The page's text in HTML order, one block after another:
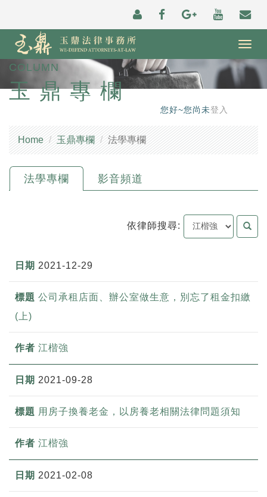
COLUMN
玉鼎專欄
您好~您尚未登入
Home 玉鼎專欄 法學專欄
法學專欄 影音頻道
依律師搜尋:
2021-12-29
公司承租店面、辦公室做生意，別忘了租金扣繳
(上)
江楷強
2021-09-28
用房子換養老金，以房養老相關法律問題須知
江楷強
2021-02-08